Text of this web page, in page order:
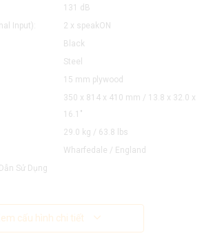
131 dB
Input):
2 x speakON
Black
Steel
15 mm plywood
350 x 814 x 410 mm / 13.8 x 32.0 x
16.1"
29.0 kg / 63.8 lbs
Wharfedale / England
Sử Dụng
cấu hình chi tiết